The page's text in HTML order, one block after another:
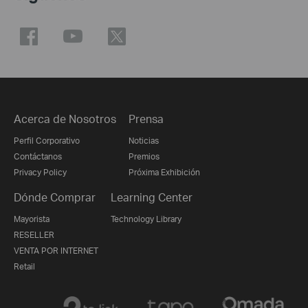
Acerca de Nosotros
Perfil Corporativo
Contáctanos
Privacy Policy
Prensa
Noticias
Premios
Próxima Exhibición
Dónde Comprar
Mayorista
RESELLER
VENTA POR INTERNET
Retail
Learning Center
Technology Library